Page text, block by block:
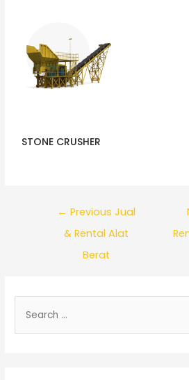
STONE CRUSHER
← Previous Jual
& Rental Alat
Berat